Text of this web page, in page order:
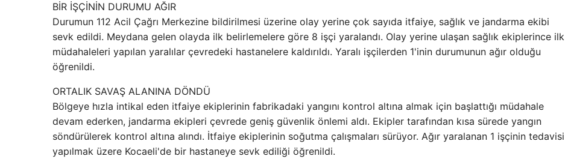
BİR İŞÇİNİN DURUMU AĞIR
Durumun 112 Acil Çağrı Merkezine bildirilmesi üzerine olay yerine çok sayıda itfaiye, sağlık ve jandarma ekibi
sevk edildi. Meydana gelen olayda ilk belirlemelere göre 8 işçi yaralandı. Olay yerine ulaşan sağlık ekiplerince ilk
müdahaleleri yapılan yaralılar çevredeki hastanelere kaldırıldı. Yaralı işçilerden 1'inin durumunun ağır olduğu
öğrenildi.
ORTALIK SAVAŞ ALANINA DÖNDÜ
Bölgeye hızla intikal eden itfaiye ekiplerinin fabrikadaki yangını kontrol altına almak için başlattığı müdahale
devam ederken, jandarma ekipleri çevrede geniş güvenlik önlemi aldı. Ekipler tarafından kısa sürede yangın
söndürülerek kontrol altına alındı. İtfaiye ekiplerinin soğutma çalışmaları sürüyor. Ağır yaralanan 1 işçinin tedavisi
yapılmak üzere Kocaeli'de bir hastaneye sevk ediliği öğrenildi.